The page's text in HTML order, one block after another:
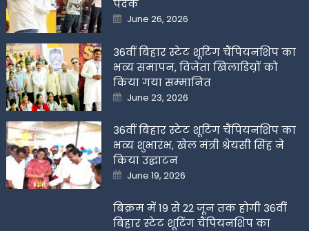
पदक
Posted
on
June 26, 2026
36वीं बिहार स्टेट शूटिंग चैंपियनशिप का
भव्य समापन, विजेता खिलाडिय़ों को
किया गया सम्मानित
Posted
on
June 23, 2026
36वीं बिहार स्टेट शूटिंग चैंपियनशिप का
भव्य शुभारंभ, खेल मंत्री श्रेयसी सिंह ने
किया उद्घाटन
Posted
on
June 19, 2026
बिक्रम में 19 से 22 जून तक होगी 36वीं
बिहार स्टेट शूटिंग चैंपियनशिप का